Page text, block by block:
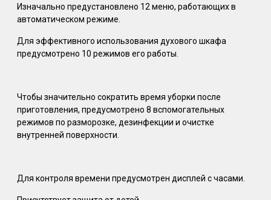
Изначально предустановлено 12 меню, работающих в
автоматическом режиме.
Для эффективного использования духового шкафа
предусмотрено 10 режимов его работы.
Чтобы значительно сократить время уборки после
приготовления, предусмотрено 8 вспомогательных
режимов по разморозке, дезинфекции и очистке
внутренней поверхности.
Для контроля времени предусмотрен дисплей с часами.